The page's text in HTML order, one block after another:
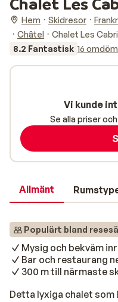
Hem Skidresor
Châtel
Chalet Les
8.2 Fantastisk 16
Allmänt
Populärt bland
Mysig och bekväm
Bar och restaurang
300 m till närmaste
Detta lyxiga chalet
Vi kunde
Se alla priser